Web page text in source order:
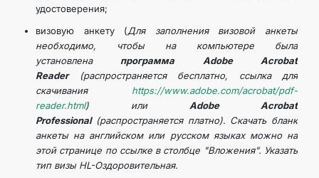
удостоверения;
визовую анкету (Для заполнения визовой анкеты
необходимо, чтобы на компьютере была
установленапрограмма Adobe Acrobat
Reader(распространяется бесплатно, ссылка для
скачивания https://www.adobe.com/acrobat/pdf-
reader.html) или Adobe Acrobat
Professional(распространяется платно). Скачать бланк
анкеты на английском или русском языках можно на
этой странице по ссылке в столбце "Вложения". Указать
тип визы HL-Оздоровительная.